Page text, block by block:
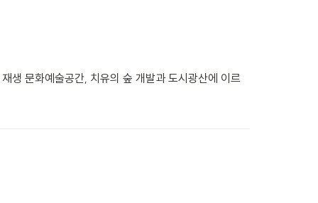
생 문화예술공간, 치유의 숲 개발과 도시광산에 이르